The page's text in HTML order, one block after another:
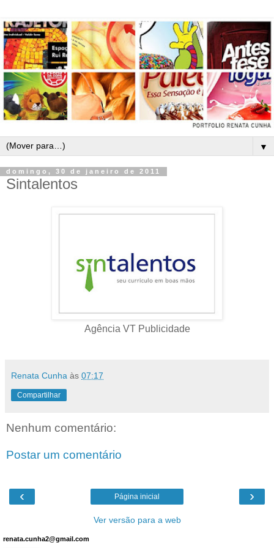
▼
domingo, 30 de janeiro de 2011
Sintalentos
Agência VT Publicidade
Renata Cunha às 07:17
Compartilhar
Nenhum comentário:
Postar um comentário
‹ ›
Página inicial
Ver versão para a web
renata.cunha2@gmail.com